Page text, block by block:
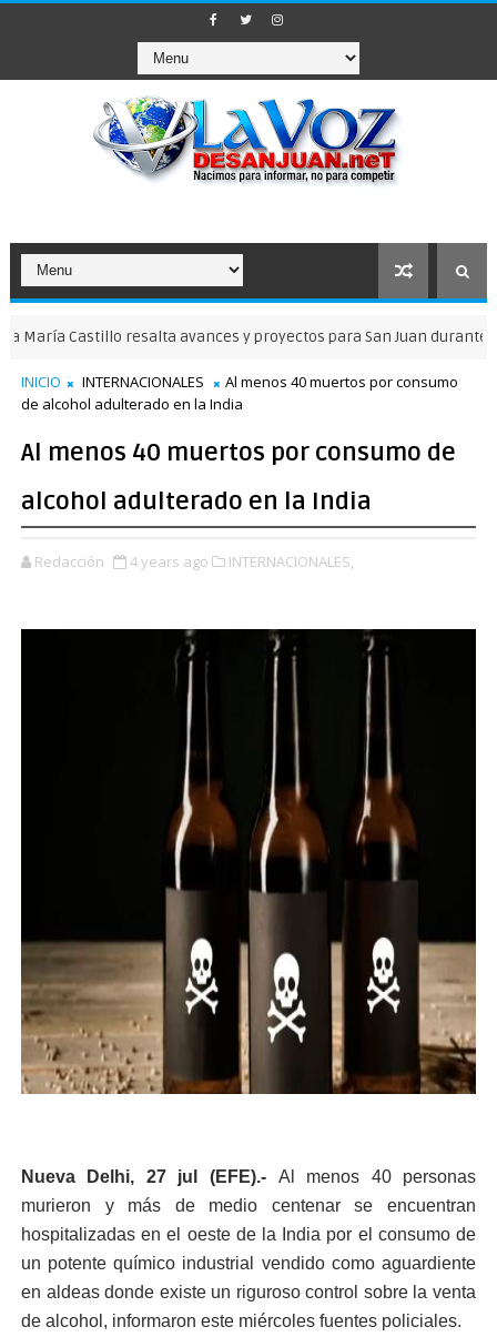
Castillo resalta avances y proyectos para San Juan durante
INICIO INTERNACIONALES
Al menos 40 muertos por consumo
de alcohol adulterado en la India
Al menos 40 muertos por consumo de
alcohol adulterado en la India
Redacción 4 years ago INTERNACIONALES,
Nueva Delhi, 27 jul (EFE).- Al menos 40 personas
murieron y más de medio centenar se encuentran
hospitalizadas en el oeste de la India por el consumo de
un potente químico industrial vendido como aguardiente
en aldeas donde existe un riguroso control sobre la venta
de alcohol, informaron este miércoles fuentes policiales.